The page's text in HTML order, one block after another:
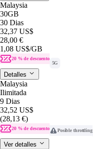
Malaysia
30GB
30 Dias
32,37 US$
28,00 €
1,08 US$/GB
20 % de descuento
5G
Detalles
Malaysia
Ilimitada
9 Dias
32,52 US$
(28,13 €)
20 % de descuento Posible throttling
Ver detalles